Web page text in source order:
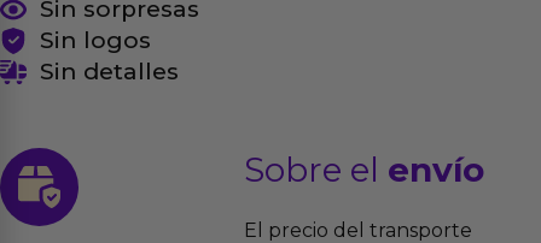
Sin sorpresas
Sin logos
Sin detalles
Sobre el envío
El precio del transporte